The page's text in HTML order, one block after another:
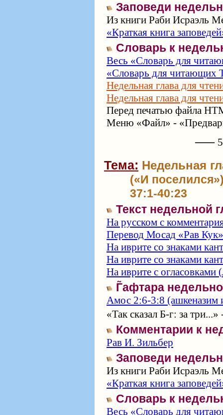
Заповеди
Из книги Раби Исраэль
«Краткая книга
Словарь к
Весь «Словарь для
«Словарь для читающих
Недельная глава для
Недельная глава для
Перед печатью файла
Меню «Файл» -
⸺
Тема: Недельная
(«И
37:1-40:23
Текст недельной
На русском с
Перевод Мосад «Рав Кук»
На иврите со знаками
На иврите со знаками
На иврите с огласовками (
Г̃афтара
Амос 2:6-3:8 (ашкеназим
«Так сказал Б‑г: за
Комментарии к
Рав И. Зильбер
Заповеди
Из книги Раби Исраэль
«Краткая книга
Словарь к
Весь «Словарь для